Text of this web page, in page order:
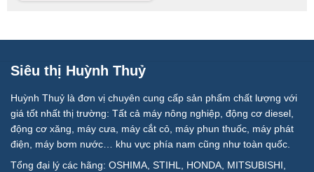
Siêu thị Huỳnh Thuỷ
Huỳnh Thuỷ là đơn vị chuyên cung cấp sản phẩm chất lượng với
giá tốt nhất thị trường: Tất cả máy nông nghiệp, động cơ diesel,
động cơ xăng, máy cưa, máy cắt cỏ, máy phun thuốc, máy phát
điện, máy bơm nước… khu vực phía nam cũng như toàn quốc.
Tổng đại lý các hãng: OSHIMA, STIHL, HONDA, MITSUBISHI,